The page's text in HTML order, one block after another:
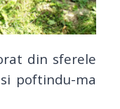
din sferele
poftindu-ma